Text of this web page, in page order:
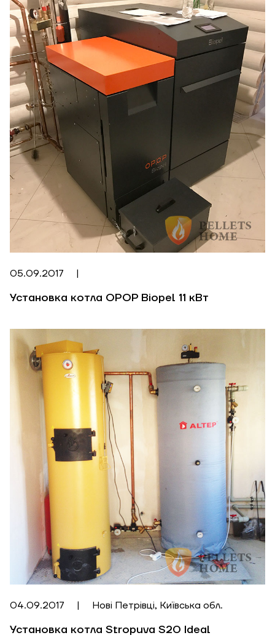
05.09.2017 |
Установка котла OPOP Biopel 11 кВт
04.09.2017 | Нові Петрівці, Київська обл.
Установка котла Stropuva S20 Ideal
Замовити
Зворотній дзвінок
ЗАМОВИТИ ПОСЛУГУ МОНТАЖУ